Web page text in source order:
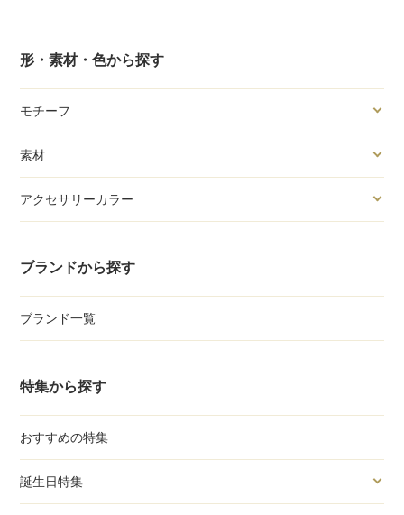
形・素材・色から探す
モチーフ
素材
アクセサリーカラー
ブランドから探す
ブランド一覧
特集から探す
おすすめの特集
誕生日特集